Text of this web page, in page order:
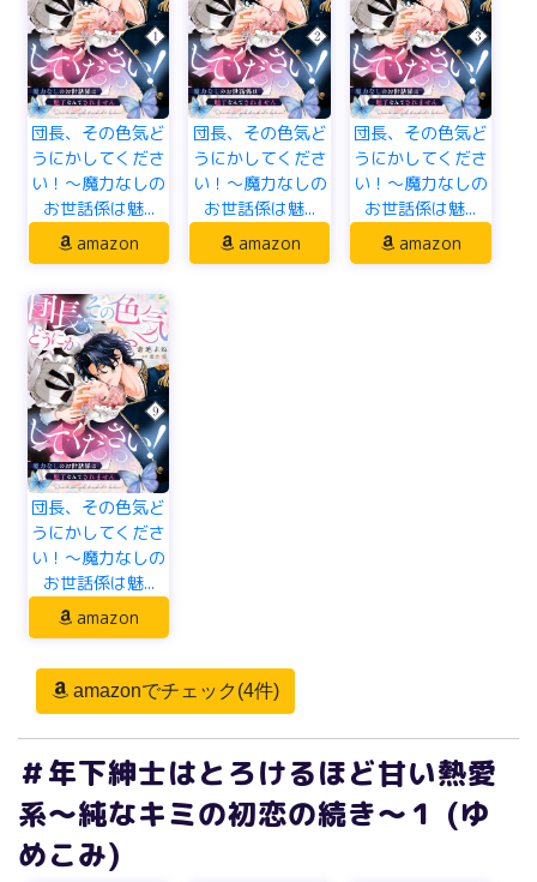
団長、その色気ど
うにかしてくださ
い！～魔力なしの
お世話係は魅...
amazon
団長、その色気ど
うにかしてくださ
い！～魔力なしの
お世話係は魅...
amazon
団長、その色気ど
うにかしてくださ
い！～魔力なしの
お世話係は魅...
amazon
団長、その色気ど
うにかしてくださ
い！～魔力なしの
お世話係は魅...
amazon
amazonでチェック(4件)
＃年下紳士はとろけるほど甘い熱愛
系～純なキミの初恋の続き～１ (ゆ
めこみ)